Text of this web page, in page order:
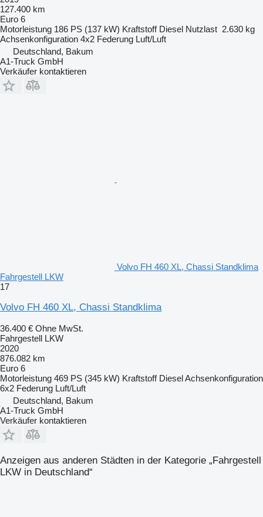
127.400 km
Euro 6
Motorleistung 186 PS (137 kW) Kraftstoff Diesel Nutzlast 2.630 kg
Achsenkonfiguration 4x2 Federung Luft/Luft
Deutschland, Bakum
A1-Truck GmbH
Verkäufer kontaktieren
Volvo FH 460 XL, Chassi Standklima
Fahrgestell LKW
17
Volvo FH 460 XL, Chassi Standklima
36.400 € Ohne MwSt.
Fahrgestell LKW
2020
876.082 km
Euro 6
Motorleistung 469 PS (345 kW) Kraftstoff DieselAchsenkonfiguration
6x2 Federung Luft/Luft
Deutschland, Bakum
A1-Truck GmbH
Verkäufer kontaktieren
Anzeigen aus anderen Städten in der Kategorie „Fahrgestell
LKW in Deutschland“